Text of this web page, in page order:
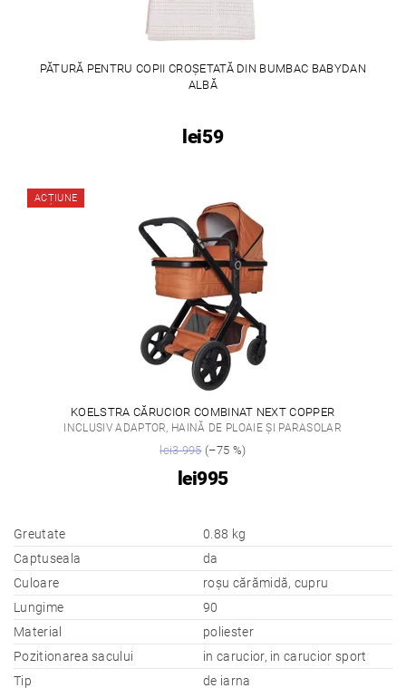
PĂTURĂ PENTRU COPII CROȘETATĂ DIN BUMBAC BABYDAN
ALBĂ
lei59
ACȚIUNE
KOELSTRA CĂRUCIOR COMBINAT NEXT COPPER
INCLUSIV ADAPTOR, HAINĂ DE PLOAIE ȘI PARASOLAR
lei3 995(–75 %)
lei995
Greutate
0.88 kg
Captuseala
da
Culoare
roșu cărămidă, cupru
Lungime
90
Material
poliester
Pozitionarea sacului
in carucior, in carucior sport
Tip
de iarna